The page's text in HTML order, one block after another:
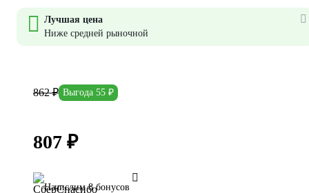
Лучшая цена
Ниже средней рыночной
862 ₽ Выгода 55 ₽
807 ₽
Начислим 8 бонусов